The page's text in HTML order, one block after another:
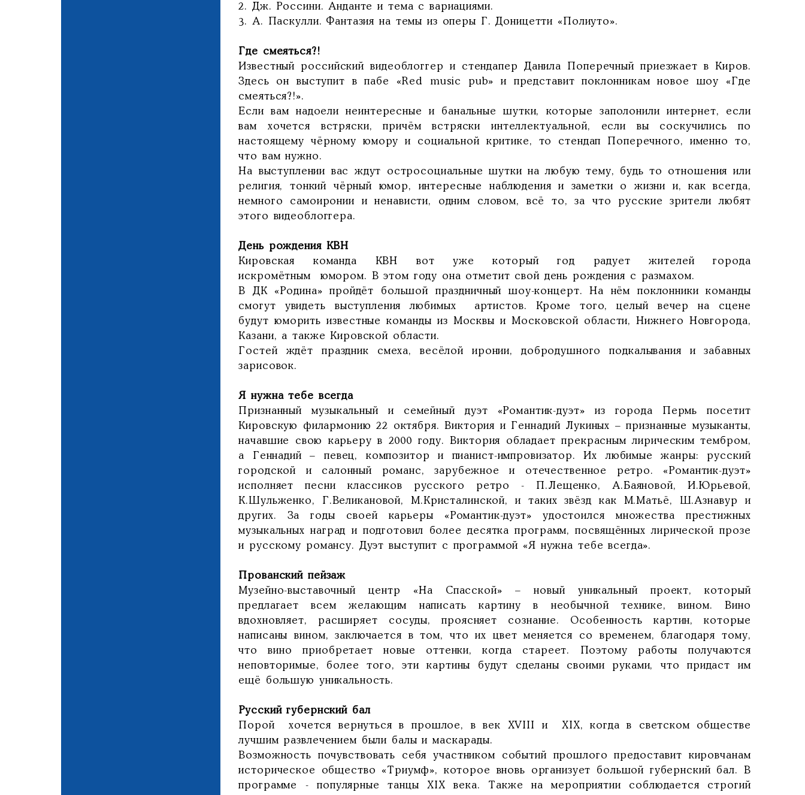
2. Дж. Россини. Анданте и тема с вариациями.
3. А. Паскулли. Фантазия на темы из оперы Г. Доницетти «Полиуто».
Где смеяться?!
Известный российский видеоблоггер и стендапер Данила Поперечный приезжает в Киров.
Здесь он выступит в пабе «Red music pub» и представит поклонникам новое шоу «Где
смеяться?!».
Если вам надоели неинтересные и банальные шутки, которые заполонили интернет, если
вам хочется встряски, причём встряски интеллектуальной, если вы соскучились по
настоящему чёрному юмору и социальной критике, то стендап Поперечного, именно то,
что вам нужно.
На выступлении вас ждут остросоциальные шутки на любую тему, будь то отношения или
религия, тонкий чёрный юмор, интересные наблюдения и заметки о жизни и, как всегда,
немного самоиронии и ненависти, одним словом, всё то, за что русские зрители любят
этого видеоблоггера.
День рождения КВН
Кировская команда КВН вот уже который год радует жителей города
искромётным юмором. В этом году она отметит свой день рождения с размахом.
В ДК «Родина» пройдёт большой праздничный шоу-концерт. На нём поклонники команды
смогут увидеть выступления любимых артистов. Кроме того, целый вечер на сцене
будут юморить известные команды из Москвы и Московской области, Нижнего Новгорода,
Казани, а также Кировской области.
Гостей ждёт праздник смеха, весёлой иронии, добродушного подкалывания и забавных
зарисовок.
Я нужна тебе всегда
Признанный музыкальный и семейный дуэт «Романтик-дуэт» из города Пермь посетит
Кировскую филармонию 22 октября. Виктория и Геннадий Лукиных – признанные музыканты,
начавшие свою карьеру в 2000 году. Виктория обладает прекрасным лирическим тембром,
а Геннадий – певец, композитор и пианист-импровизатор. Их любимые жанры: русский
городской и салонный романс, зарубежное и отечественное ретро. «Романтик-дуэт»
исполняет песни классиков русского ретро - П.Лещенко, А.Баяновой, И.Юрьевой,
К.Шульженко, Г.Великановой, М.Кристалинской, и таких звёзд как М.Матьё, Ш.Азнавур и
других. За годы своей карьеры «Романтик-дуэт» удостоился множества престижных
музыкальных наград и подготовил более десятка программ, посвящённых лирической прозе
и русскому романсу. Дуэт выступит с программой «Я нужна тебе всегда».
Прованский пейзаж
Музейно-выставочный центр «На Спасской» – новый уникальный проект, который
предлагает всем желающим написать картину в необычной технике, вином. Вино
вдохновляет, расширяет сосуды, проясняет сознание. Особенность картин, которые
написаны вином, заключается в том, что их цвет меняется со временем, благодаря тому,
что вино приобретает новые оттенки, когда стареет. Поэтому работы получаются
неповторимые, более того, эти картины будут сделаны своими руками, что придаст им
ещё большую уникальность.
Русский губернский бал
Порой хочется вернуться в прошлое, в век XVIII и XIX, когда в светском обществе
лучшим развлечением были балы и маскарады.
Возможность почувствовать себя участником событий прошлого предоставит кировчанам
историческое общество «Триумф», которое вновь организует большой губернский бал. В
программе - популярные танцы XIX века. Также на мероприятии соблюдается строгий